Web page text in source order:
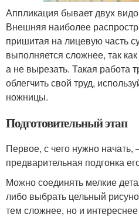
Аппликация бывает двух
Внешняя наиболее
пришитая на лицевую часть
выполняется сложнее, так
а не вырезать. Такая работа
облегчить свой труд,
ножницы.
Подготовительный этап
Первое, с чего нужно начать,
предварительная подгонка
Можно соединять мелкие
либо выбрать цельный
тем сложнее, но и интереснее